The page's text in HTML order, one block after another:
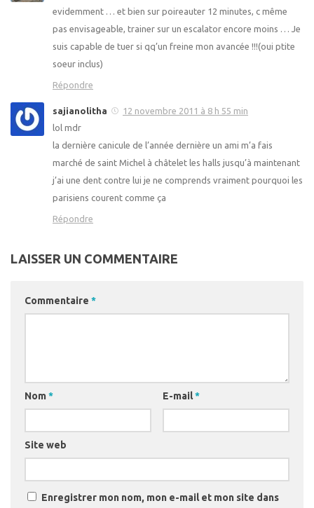
evidemment … et bien sur poireauter 12 minutes, c même
pas envisageable, trainer sur un escalator encore moins … Je
suis capable de tuer si qq’un freine mon avancée !!!(oui ptite
soeur inclus)
Répondre
sajianolitha
12 novembre 2011 à 8 h 55 min
lol mdr
la dernière canicule de l’année dernière un ami m’a fais
marché de saint Michel à châtelet les halls jusqu’à maintenant
j’ai une dent contre lui je ne comprends vraiment pourquoi les
parisiens courent comme ça
Répondre
LAISSER UN COMMENTAIRE
Commentaire *
Nom * E-mail*
Site web
Enregistrer mon nom, mon e-mail et mon site dans